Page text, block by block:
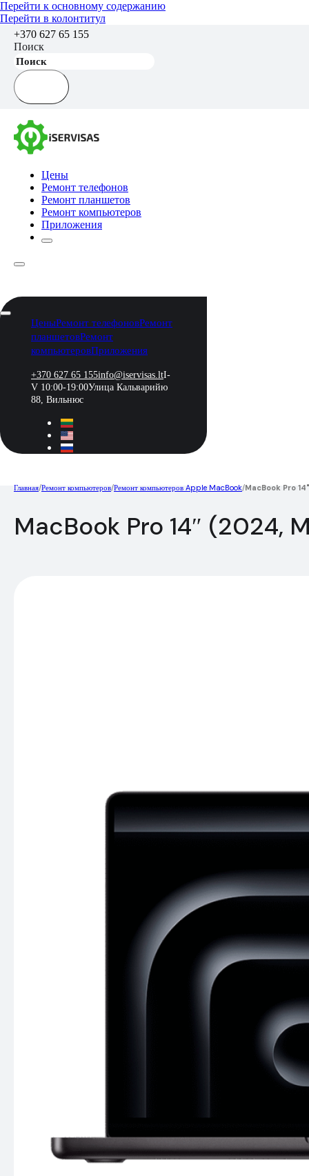
Перейти к основному содержанию
Перейти в колонтитул
+370 627 65 155
Поиск
Цены
Ремонт телефонов
Ремонт планшетов
Ремонт компьютеров
Приложения
ЦеныРемонт телефоновРемонт
планшетовРемонт
компьютеровПриложения
+370 627 65 155info@iservisas.ltI-
V 10:00-19:00Улица Кальварийю
88, Вильнюс
Главная/Ремонт компьютеров/Ремонт компьютеров Apple MacBook/MacBook Pro
MacBook Pro 14″ (2024,